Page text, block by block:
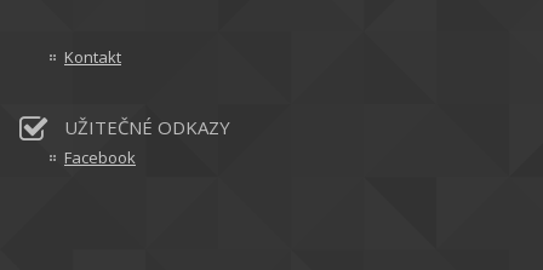
Kontakt
UŽITEČNÉ ODKAZY
Facebook